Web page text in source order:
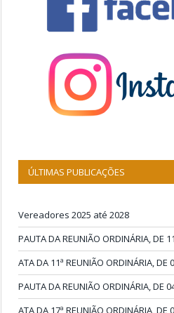
ÚLTIMAS PUBLICAÇÕES
Vereadores 2025 até 2028
PAUTA DA REUNIÃO ORDINÁRIA, DE
ATA DA 11ª REUNIÃO ORDINÁRIA, DE
PAUTA DA REUNIÃO ORDINÁRIA, DE
ATA DA 17ª REUNIÃO ORDINÁRIA, DE